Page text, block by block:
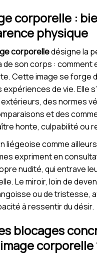
corporelle :
physique
corporelledésigne la
de son corps : comment
Cette image se forge
de vie. Elle
des normes
et des
honte, culpabilité ou
liégeoise comme
expriment en
nudité, qui entrave
Le miroir, loin de
ou de tristesse,
à ressentir du désir.
blocages
corporelle